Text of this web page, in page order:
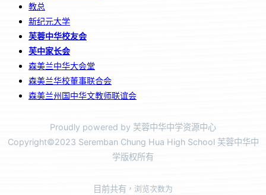
教总
新纪元大学
芙蓉中华校友会
芙中家长会
森美兰中华大会堂
森美兰华校董事联合会
森美兰州国中华文教师联谊会
Proudly powered by 芙蓉中华中学资源中心
Copyright©2023 Seremban Chung Hua High School 芙蓉中华中
学版权所有
目前共有 ，浏览次数为